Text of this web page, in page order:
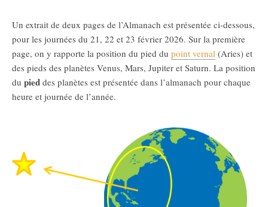
Un extrait de deux pages de l’Almanach est présentée ci-dessous,
pour les journées du 21, 22 et 23 février 2026. Sur la première
page, on y rapporte la position du pied du point vernal (Aries) et
des pieds des planètes Venus, Mars, Jupiter et Saturn. La position
du pied des planètes est présentée dans l’almanach pour chaque
heure et journée de l’année.